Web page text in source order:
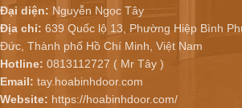
Đại diện: Nguyễn Ngọc Tây
Địa chỉ: 639 Quốc lộ 13, Phường Hiệp Bình
Đức, Thành phố Hồ Chí Minh, Việt Nam
Hotline: 0813112727 ( Mr Tây )
Email: tay.hoabinhdoor.com
Website: https://hoabinhdoor.com/